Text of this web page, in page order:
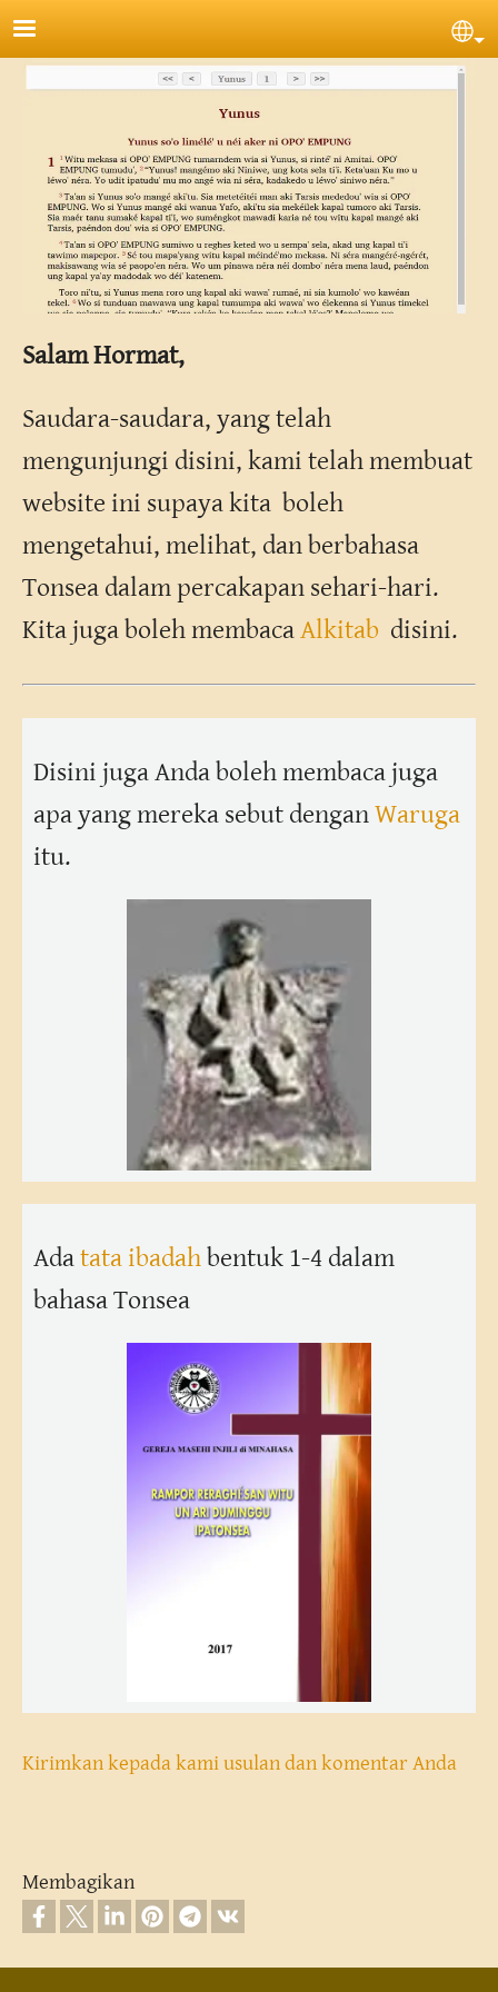
Lompat ke isi utama
Salam Hormat,
Saudara-saudara, yang telah
mengunjungi disini, kami telah membuat
website ini supaya kita boleh
mengetahui, melihat, dan berbahasa
Tonsea dalam percakapan sehari-hari.
Kita juga boleh membacaAlkitab disini.
Disini juga Anda boleh membaca juga
apa yang mereka sebut denganWaruga
itu.
Adatata ibadahbentuk 1-4 dalam
bahasa Tonsea
Kirimkan kepada kami usulan dan komentar Anda
Membagikan